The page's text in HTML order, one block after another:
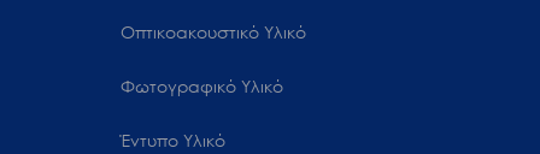
Οπτικοακουστικό Υλικό
Φωτογραφικό Υλικό
Έντυπο Υλικό